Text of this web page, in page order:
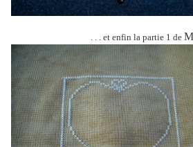
. . . et enfin la partie 1 de